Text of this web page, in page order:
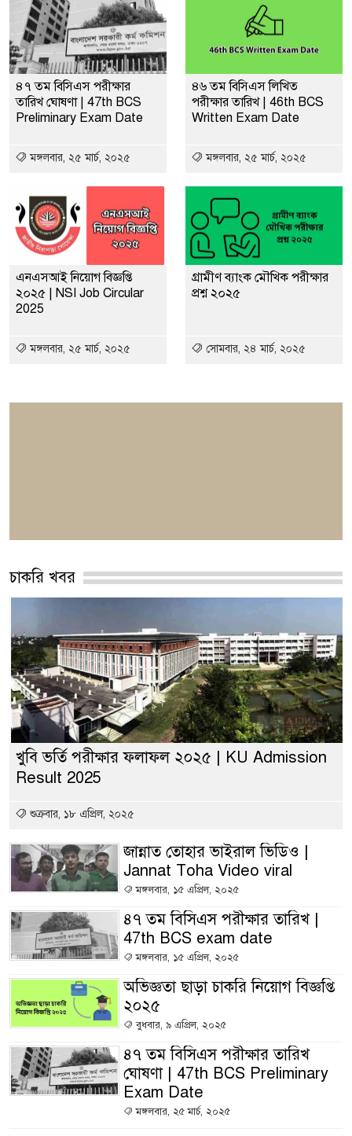
৪৭ তম বিসিএস পরীক্ষার
তারিখ ঘোষণা | 47th BCS
Preliminary Exam Date
মঙ্গলবার, ২৫ মার্চ, ২০২৫
৪৬ তম বিসিএস লিখিত
পরীক্ষার তারিখ | 46th BCS
Written Exam Date
মঙ্গলবার, ২৫ মার্চ, ২০২৫
এনএসআই নিয়োগ বিজ্ঞপ্তি
২০২৫ | NSI Job Circular
2025
মঙ্গলবার, ২৫ মার্চ, ২০২৫
গ্রামীণ ব্যাংক মৌখিক পরীক্ষার
প্রশ্ন ২০২৫
সোমবার, ২৪ মার্চ, ২০২৫
চাকরি খবর
খুবি ভর্তি পরীক্ষার ফলাফল ২০২৫ | KU Admission
Result 2025
শুক্রবার, ১৮ এপ্রিল, ২০২৫
জান্নাত তোহার ভাইরাল ভিডিও |
Jannat Toha Video viral
মঙ্গলবার, ১৫ এপ্রিল, ২০২৫
৪৭ তম বিসিএস পরীক্ষার তারিখ |
47th BCS exam date
মঙ্গলবার, ১৫ এপ্রিল, ২০২৫
অভিজ্ঞতা ছাড়া চাকরি নিয়োগ বিজ্ঞপ্তি
২০২৫
বুধবার, ৯ এপ্রিল, ২০২৫
৪৭ তম বিসিএস পরীক্ষার তারিখ
ঘোষণা | 47th BCS Preliminary
Exam Date
মঙ্গলবার, ২৫ মার্চ, ২০২৫